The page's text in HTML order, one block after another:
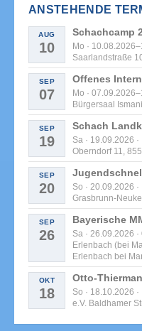
ANSTEHENDE
AUG
10
Schachcamp
Mo ·
Saarlandstraße
SEP
07
Offenes
Mo ·
Bürgersaal
SEP
19
Schach
Sa · 19.09.2026
Oberndorf 11,
SEP
20
So · 20.09.2026
Grasbrunn-
SEP
26
Bayerische
Sa · 26.09.2026
Erlenbach (bei
Erlenbach bei
OKT
18
Otto-
So · 18.10.2026
e.V. Baldhamer